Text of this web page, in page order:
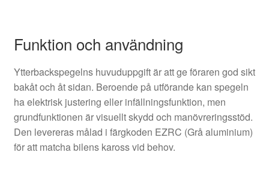
Funktion och användning
Ytterbackspegelns huvuduppgift är att ge föraren god sikt
bakåt och åt sidan. Beroende på utförande kan spegeln
ha elektrisk justering eller infällningsfunktion, men
grundfunktionen är visuellt skydd och manövreringsstöd.
Den levereras målad i färgkoden EZRC (Grå aluminium)
för att matcha bilens kaross vid behov.